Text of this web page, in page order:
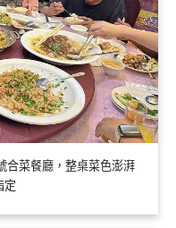
合菜餐廳，整桌菜色澎湃
定